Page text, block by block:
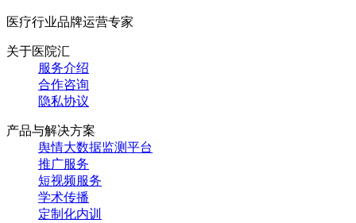
医疗行业品牌运营专家
关于医院汇
服务介绍
合作咨询
隐私协议
产品与解决方案
舆情大数据监测平台
推广服务
短视频服务
学术传播
定制化内训